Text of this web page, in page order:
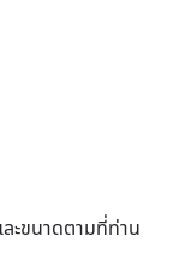
ละขนาดตามที่ท่าน